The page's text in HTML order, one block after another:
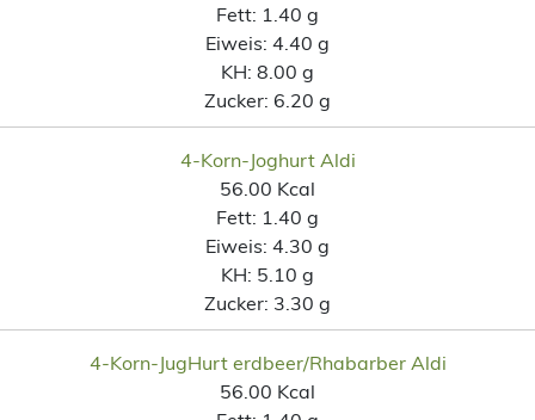
Fett: 1.40 g
Eiweis: 4.40 g
KH: 8.00 g
Zucker: 6.20 g
4-Korn-Joghurt Aldi
56.00 Kcal
Fett: 1.40 g
Eiweis: 4.30 g
KH: 5.10 g
Zucker: 3.30 g
4-Korn-JugHurt erdbeer/Rhabarber Aldi
56.00 Kcal